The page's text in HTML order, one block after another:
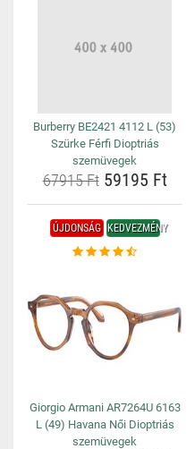
Burberry BE2421 4112 L (53)
Szürke Férfi Dioptriás
szemüvegek
67915 Ft59195 Ft
ÚJDONSÁG KEDVEZMÉNY
Giorgio Armani AR7264U 6163
L (49) Havana Női Dioptriás
szemüvegek